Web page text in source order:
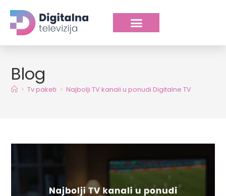
Blog
> Tv paketi > Najbolji TV kanali u ponudi Digitalne TV